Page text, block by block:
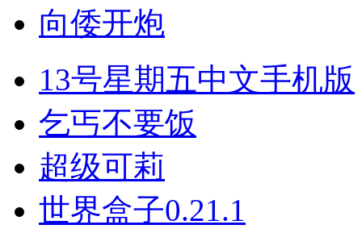
向倭开炮
13号星期五中文手机版
乞丐不要饭
超级可莉
世界盒子0.21.1